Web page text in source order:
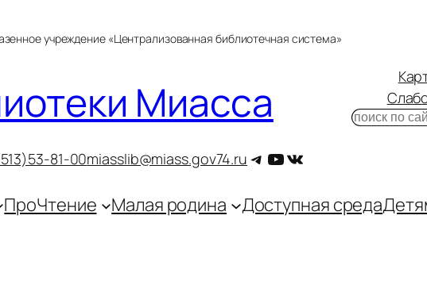
учреждение «Централизованная библиотечная система»
Миасса
81-00miasslib@miass.gov74.ru Telegram
YouTube
ВКонтакте
Поиск
ПроЧтение Малая родина Доступная среда